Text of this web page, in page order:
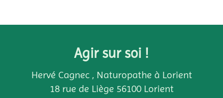
Agir sur soi !
Hervé Cagnec , Naturopathe à Lorient
18 rue de Liège 56100 Lorient